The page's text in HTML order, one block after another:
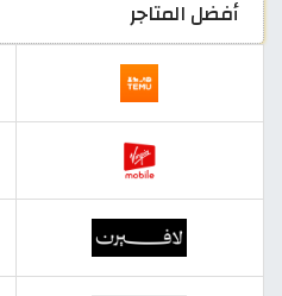
أفضل المتاجر